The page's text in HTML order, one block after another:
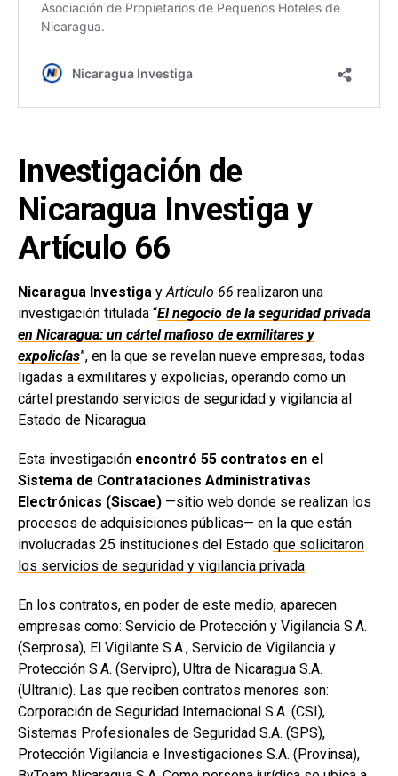
Investigación de
Nicaragua Investiga y
Artículo 66
Nicaragua Investiga y Artículo 66 realizaron una
investigación titulada “El negocio de la seguridad privada
en Nicaragua: un cártel mafioso de exmilitares y
expolicías”, en la que se revelan nueve empresas, todas
ligadas a exmilitares y expolicías, operando como un
cártel prestando servicios de seguridad y vigilancia al
Estado de Nicaragua.
Esta investigación encontró 55 contratos en el
Sistema de Contrataciones Administrativas
Electrónicas (Siscae) —sitio web donde se realizan los
procesos de adquisiciones públicas— en la que están
involucradas 25 instituciones del Estado que solicitaron
los servicios de seguridad y vigilancia privada.
En los contratos, en poder de este medio, aparecen
empresas como: Servicio de Protección y Vigilancia S.A.
(Serprosa), El Vigilante S.A., Servicio de Vigilancia y
Protección S.A. (Servipro), Ultra de Nicaragua S.A.
(Ultranic). Las que reciben contratos menores son:
Corporación de Seguridad Internacional S.A. (CSI),
Sistemas Profesionales de Seguridad S.A. (SPS),
Protección Vigilancia e Investigaciones S.A. (Provinsa),